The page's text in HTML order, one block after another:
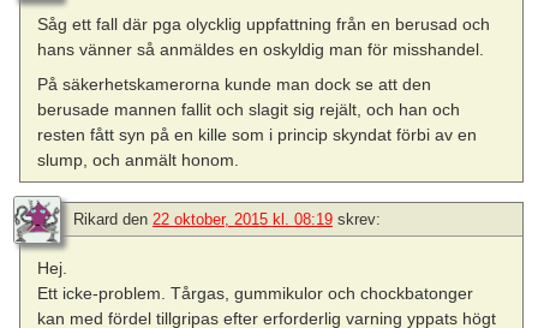
Såg ett fall där pga olycklig uppfattning från en berusad och
hans vänner så anmäldes en oskyldig man för misshandel.
På säkerhetskamerorna kunde man dock se att den
berusade mannen fallit och slagit sig rejält, och han och
resten fått syn på en kille som i princip skyndat förbi av en
slump, och anmält honom.
Rikard den 22 oktober, 2015 kl. 08:19 skrev:
Hej.
Ett icke-problem. Tårgas, gummikulor och chockbatonger
kan med fördel tillgripas efter erforderlig varning yppats högt